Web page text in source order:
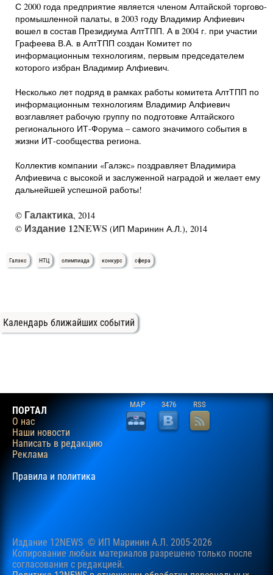
С 2000 года предприятие является членом Алтайской торгово-
промышленной палаты, в 2003 году Владимир Алфиевич
вошел в состав Президиума АлтТПП. А в 2004 г. при участии
Графеева В.А. в АлтТПП создан Комитет по
информационным технологиям, первым председателем
которого избран Владимир Алфиевич.
Несколько лет подряд в рамках работы комитета АлтТПП по
информационным технологиям Владимир Алфиевич
возглавляет рабочую группу по подготовке Алтайского
регионального ИТ-Форума – самого значимого события в
жизни ИТ-сообщества региона.
Коллектив компании «Галэкс» поздравляет Владимира
Алфиевича с высокой и заслуженной наградой и желает ему
дальнейшей успешной работы!
© Галактика, 2014
© Издание 12NEWS (ИП Маринин А.Л.), 2014
Галэкс НТЦ олимпиада конкурс сфера
Календарь ближайших событий
ПОРТАЛ
О нас
Наши новости
Написать в редакцию
Реклама
Правила и политика
MAP 3476 RSS
Издание 12NEWS © ИП Маринин А.Л. 2005-2026
Копирование любых материалов разрешено только после
согласования c редакцией.